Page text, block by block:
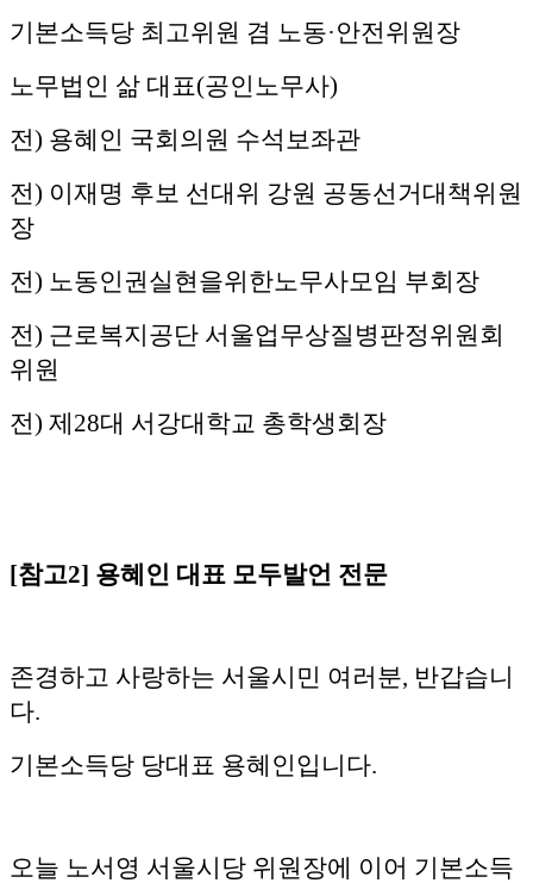
기본소득당 최고위원 겸 노동·안전위원장
노무법인 삶 대표(공인노무사)
전) 용혜인 국회의원 수석보좌관
전) 이재명 후보 선대위 강원 공동선거대책위원
장
전) 노동인권실현을위한노무사모임 부회장
전) 근로복지공단 서울업무상질병판정위원회
위원
전) 제28대 서강대학교 총학생회장
[참고2] 용혜인 대표 모두발언 전문
존경하고 사랑하는 서울시민 여러분, 반갑습니
다.
기본소득당 당대표 용혜인입니다.
오늘 노서영 서울시당 위원장에 이어 기본소득